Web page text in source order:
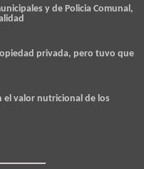
y de Policia Comunal,
privada, pero tuvo que
el valor nutricional de los